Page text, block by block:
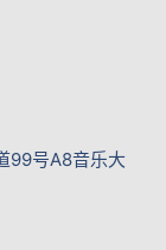
99号A8音乐大